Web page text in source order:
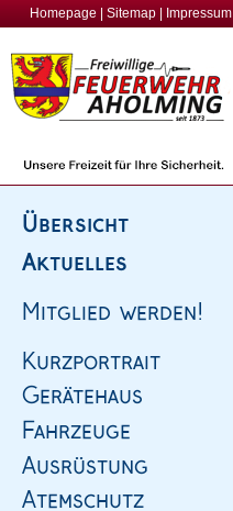
Homepage Sitemap Impressum